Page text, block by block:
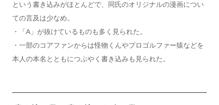
という書き込みがほとんどで、同氏のオリジナルの漫画につい
ての言及は少なめ。
・「A」が抜けているものも多く見られた。
・一部のコアファンからは怪物くんやプロゴルファー猿などを
本人の本名とともにつぶやく書き込みも見られた。